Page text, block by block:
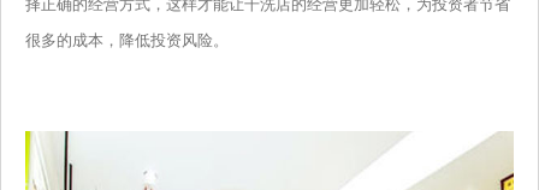
择正确的经营方式，这样才能让干洗店的经营更加轻松，为投资者节省
很多的成本，降低投资风险。